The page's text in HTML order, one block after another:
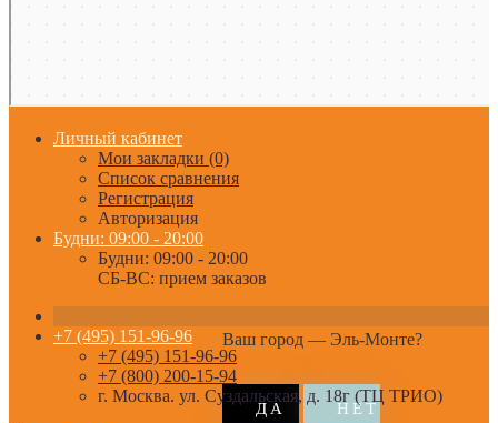
Личный кабинет
Мои закладки (0)
Список сравнения
Регистрация
Авторизация
Будни: 09:00 - 20:00
Будни: 09:00 - 20:00
СБ-ВС: прием заказов
Ваш город — Эль-Монте?
+7 (495) 151-96-96
+7 (495) 151-96-96
+7 (800) 200-15-94
г. Москва. ул. Суздальская, д. 18г (ТЦ ТРИО)